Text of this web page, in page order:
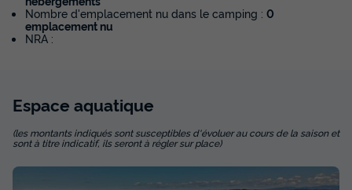
Nombre d'emplacement nu dans le camping : 0
emplacement nu
NRA :
Espace aquatique
(les montants indiqués sont susceptibles d'évoluer au cours de la saison et
sont à titre indicatif, ils seront à régler sur place)